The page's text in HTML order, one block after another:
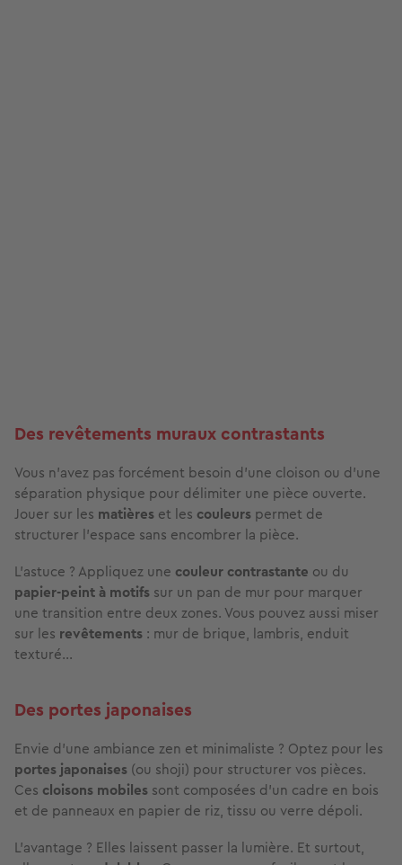
Des revêtements muraux contrastants
Vous n’avez pas forcément besoin d’une cloison ou d’une
séparation physique pour délimiter une pièce ouverte.
Jouer sur les matières et les couleurs permet de
structurer l’espace sans encombrer la pièce.
L’astuce ? Appliquez une couleur contrastante ou du
papier-peint à motifs sur un pan de mur pour marquer
une transition entre deux zones. Vous pouvez aussi miser
sur les revêtements : mur de brique, lambris, enduit
texturé…
Des portes japonaises
Envie d’une ambiance zen et minimaliste ? Optez pour les
portes japonaises (ou shoji) pour structurer vos pièces.
Ces cloisons mobiles sont composées d’un cadre en bois
et de panneaux en papier de riz, tissu ou verre dépoli.
L’avantage ? Elles laissent passer la lumière. Et surtout,